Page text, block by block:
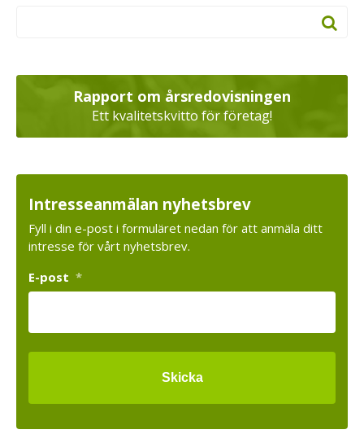
Rapport om årsredovisningen
Ett kvalitetskvitto för företag!
Intresseanmälan nyhetsbrev
Fyll i din e-post i formuläret nedan för att anmäla ditt
intresse för vårt nyhetsbrev.
E-post *